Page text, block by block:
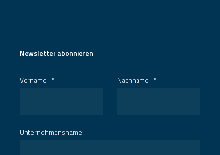
Newsletter abonnieren
Vorname * Nachname *
Unternehmensname